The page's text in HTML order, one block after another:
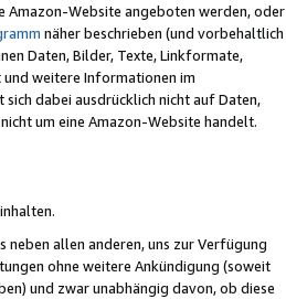
Amazon-Website angeboten werden, oder
näher beschrieben (und vorbehaltlich
Daten, Bilder, Texte, Linkformate,
weitere Informationen im
dabei ausdrücklich nicht auf Daten,
um eine Amazon-Website handelt.
neben allen anderen, uns zur Verfügung
ohne weitere Ankündigung (soweit
und zwar unabhängig davon, ob diese